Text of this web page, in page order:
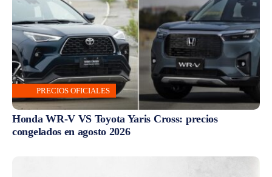
PRECIOS OFICIALES
Honda WR-V VS Toyota Yaris Cross: precios
congelados en agosto 2026